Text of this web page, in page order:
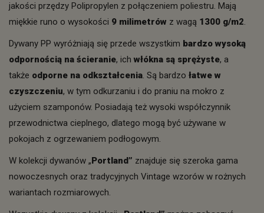
jakości przędzy Polipropylen z połączeniem poliestru. Mają
miękkie runo o wysokości 9 milimetrów z wagą 1300 g/m2.
Dywany PP wyróżniają się przede wszystkim bardzo wysoką
odpornością na ścieranie, ich włókna są sprężyste, a
także odporne na odkształcenia. Są bardzo łatwe w
czyszczeniu, w tym odkurzaniu i do praniu na mokro z
użyciem szamponów. Posiadają też wysoki współczynnik
przewodnictwa cieplnego, dlatego mogą być używane w
pokojach z ogrzewaniem podłogowym.
W kolekcji dywanów „Portland” znajduje się szeroka gama
nowoczesnych oraz tradycyjnych Vintage wzorów w rożnych
wariantach rozmiarowych.